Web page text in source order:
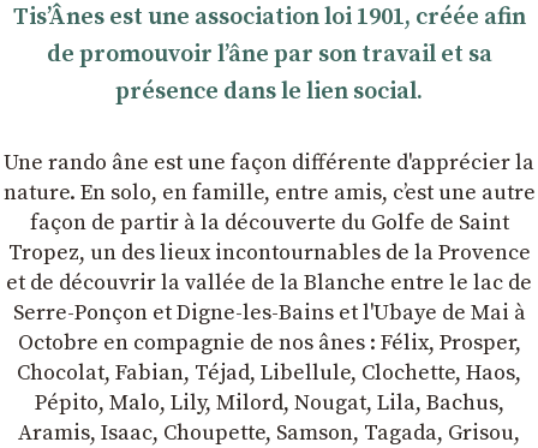
TisʼÂnes est une association loi 1901, créée afin
de promouvoir lʼâne par son travail et sa
présence dans le lien social.
Une rando âne est une façon différente d'apprécier la
nature. En solo, en famille, entre amis, cʼest une autre
façon de partir à la découverte du Golfe de Saint
Tropez, un des lieux incontournables de la Provence
et de découvrir la vallée de la Blanche entre le lac de
Serre-Ponçon et Digne-les-Bains et l'Ubaye de Mai à
Octobre en compagnie de nos ânes : Félix, Prosper,
Chocolat, Fabian, Téjad, Libellule, Clochette, Haos,
Pépito, Malo, Lily, Milord, Nougat, Lila, Bachus,
Aramis, Isaac, Choupette, Samson, Tagada, Grisou,